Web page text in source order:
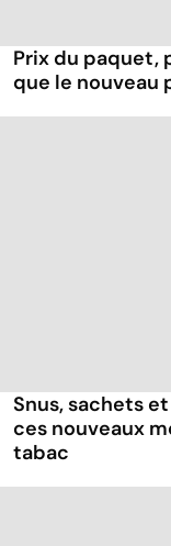
Prix du paquet,
que le nouveau
Snus, sachets
ces nouveaux
tabac